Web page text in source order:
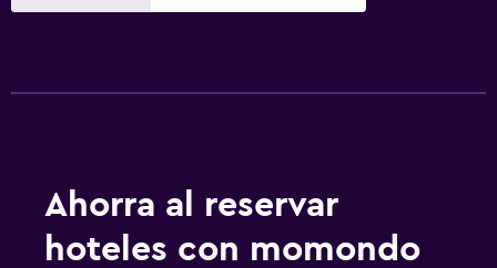
Ahorra al reservar
hoteles con momondo